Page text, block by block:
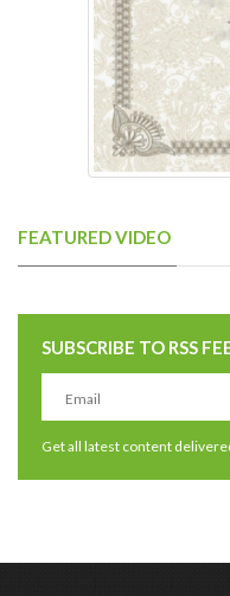
FEATURED VIDEO
SUBSCRIBE TO RSS
Get all latest content